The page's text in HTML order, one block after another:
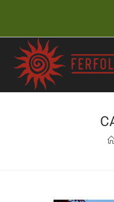
content